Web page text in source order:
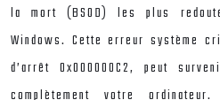
la mort (BSOD) les plus
Windows. Cette erreur système
d’arrêt 0x000000C2, peut
complètement votre